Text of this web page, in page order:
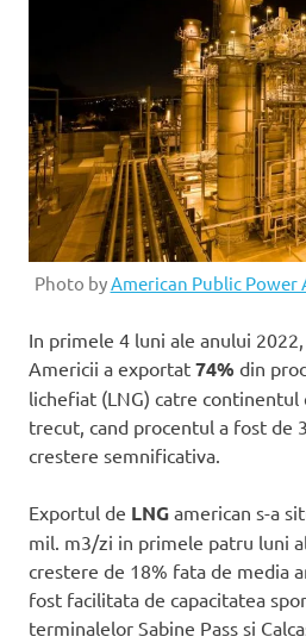
Photo byAmerican Public Power
In primele 4 luni ale anului
Americii a exportat 74% din
lichefiat (LNG) catre continentul
trecut, cand procentul a fost de
crestere semnificativa.
Exportul de LNG american s-a
mil. m3/zi in primele patru luni
crestere de 18% fata de media
fost facilitata de capacitatea
terminalelor Sabine Pass si